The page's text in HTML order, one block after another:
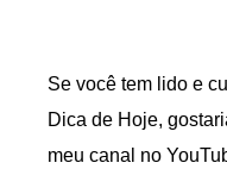
Se você tem lido e
Dica de Hoje,
meu canal no